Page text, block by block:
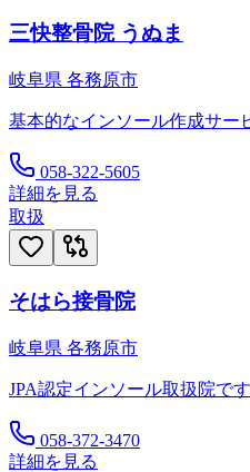
三快整骨院 うぬま
岐阜県 各務原市
基本的なインソール作成サー
058-322-5605
詳細を見る
取扱
そはら接骨院
岐阜県 各務原市
JPA認定インソール取扱院で
058-372-3470
詳細を見る